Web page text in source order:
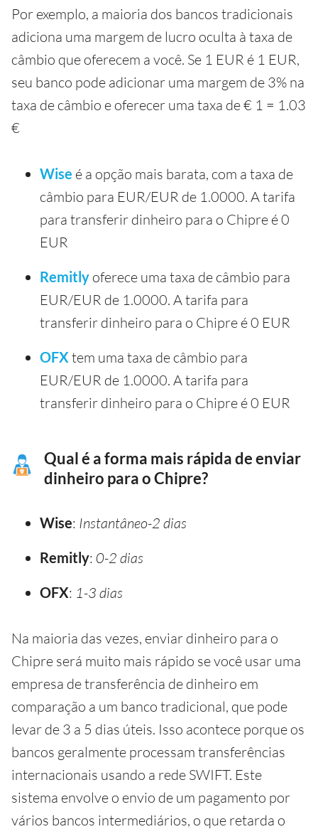
Por exemplo, a maioria dos bancos tradicionais
adiciona uma margem de lucro oculta à taxa de
câmbio que oferecem a você. Se 1 EUR é 1 EUR,
seu banco pode adicionar uma margem de 3% na
taxa de câmbio e oferecer uma taxa de € 1 = 1.03
€
Wise é a opção mais barata, com a taxa de
câmbio para EUR/EUR de 1.0000. A tarifa
para transferir dinheiro para o Chipre é 0
EUR
Remitly oferece uma taxa de câmbio para
EUR/EUR de 1.0000. A tarifa para
transferir dinheiro para o Chipre é 0 EUR
OFX tem uma taxa de câmbio para
EUR/EUR de 1.0000. A tarifa para
transferir dinheiro para o Chipre é 0 EUR
Qual é a forma mais rápida de enviar
dinheiro para o Chipre?
Wise: Instantâneo-2 dias
Remitly: 0-2 dias
OFX: 1-3 dias
Na maioria das vezes, enviar dinheiro para o
Chipre será muito mais rápido se você usar uma
empresa de transferência de dinheiro em
comparação a um banco tradicional, que pode
levar de 3 a 5 dias úteis. Isso acontece porque os
bancos geralmente processam transferências
internacionais usando a rede SWIFT. Este
sistema envolve o envio de um pagamento por
vários bancos intermediários, o que retarda o